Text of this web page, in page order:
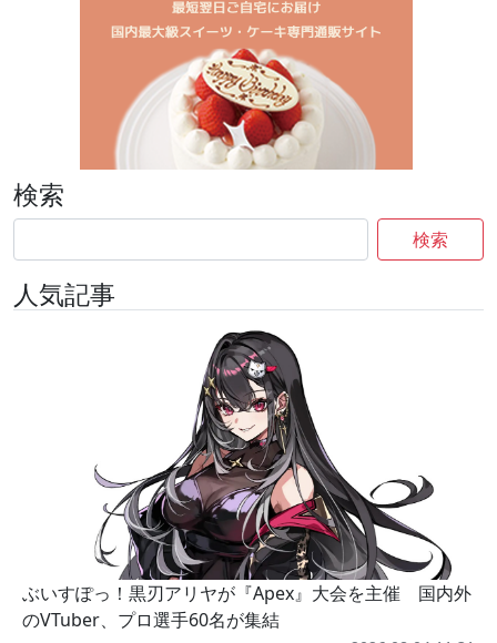
検索
検索
人気記事
ぶいすぽっ！黒刃アリヤが『Apex』大会を主催 国内外
のVTuber、プロ選手60名が集結